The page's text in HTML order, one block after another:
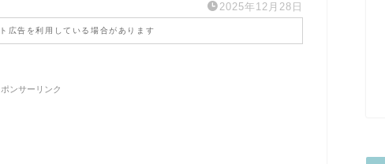
2025年12月28日
広告を利用している場合があります
ンサーリンク